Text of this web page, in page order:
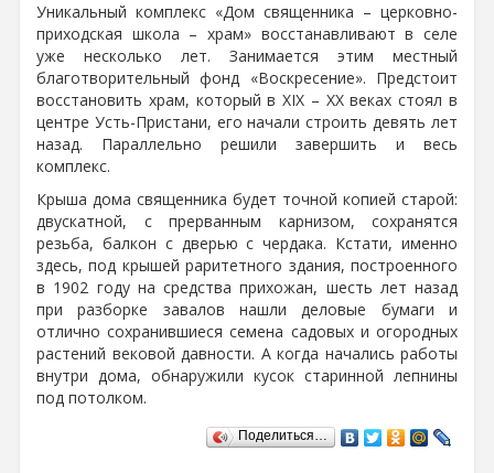
Уникальный комплекс «Дом священника – церковно-
приходская школа – храм» восстанавливают в селе
уже несколько лет. Занимается этим местный
благотворительный фонд «Воскресение». Предстоит
восстановить храм, который в XIX – XX веках стоял в
центре Усть-Пристани, его начали строить девять лет
назад. Параллельно решили завершить и весь
комплекс.
Крыша дома священника будет точной копией старой:
двускатной, с прерванным карнизом, сохранятся
резьба, балкон с дверью с чердака. Кстати, именно
здесь, под крышей раритетного здания, построенного
в 1902 году на средства прихожан, шесть лет назад
при разборке завалов нашли деловые бумаги и
отлично сохранившиеся семена садовых и огородных
растений вековой давности. А когда начались работы
внутри дома, обнаружили кусок старинной лепнины
под потолком.
Поделиться…